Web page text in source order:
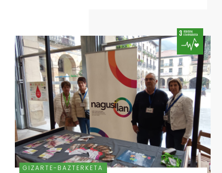
GIZARTE-BAZTERKETA